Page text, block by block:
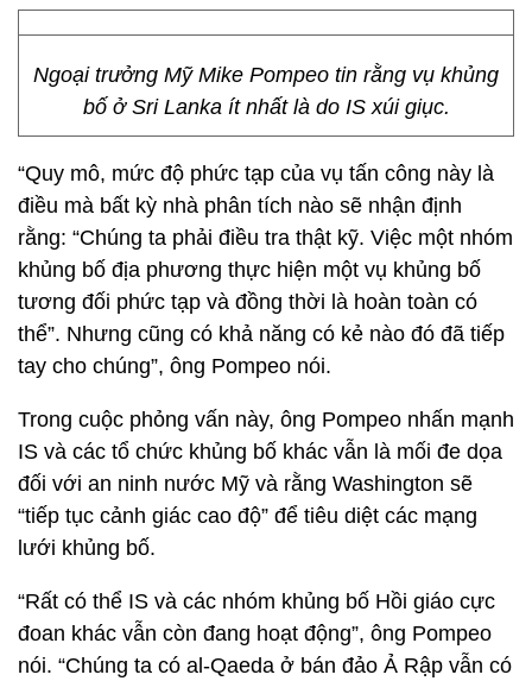
Ngoại trưởng Mỹ Mike Pompeo tin rằng vụ khủng
bố ở Sri Lanka ít nhất là do IS xúi giục.
“Quy mô, mức độ phức tạp của vụ tấn công này là
điều mà bất kỳ nhà phân tích nào sẽ nhận định
rằng: “Chúng ta phải điều tra thật kỹ. Việc một nhóm
khủng bố địa phương thực hiện một vụ khủng bố
tương đối phức tạp và đồng thời là hoàn toàn có
thể”. Nhưng cũng có khả năng có kẻ nào đó đã tiếp
tay cho chúng”, ông Pompeo nói.
Trong cuộc phỏng vấn này, ông Pompeo nhấn mạnh
IS và các tổ chức khủng bố khác vẫn là mối đe dọa
đối với an ninh nước Mỹ và rằng Washington sẽ
“tiếp tục cảnh giác cao độ” để tiêu diệt các mạng
lưới khủng bố.
“Rất có thể IS và các nhóm khủng bố Hồi giáo cực
đoan khác vẫn còn đang hoạt động”, ông Pompeo
nói. “Chúng ta có al-Qaeda ở bán đảo Ả Rập vẫn có